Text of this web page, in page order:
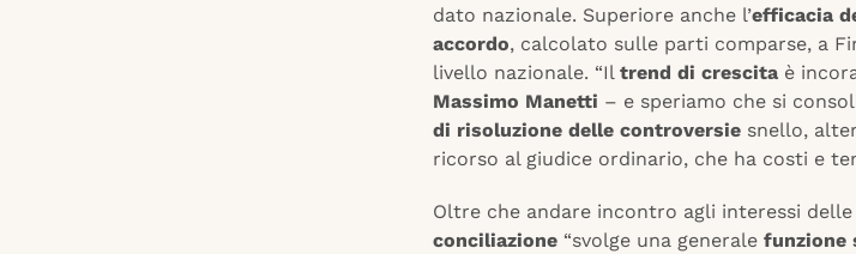
dato nazionale. Superiore anche l’efficacia
accordo, calcolato sulle parti comparse, a
livello nazionale. “Il trend di crescita è
Massimo Manetti – e speriamo che si
di risoluzione delle controversie snello,
ricorso al giudice ordinario, che ha costi e
Oltre che andare incontro agli interessi
conciliazione “svolge una generale funzione